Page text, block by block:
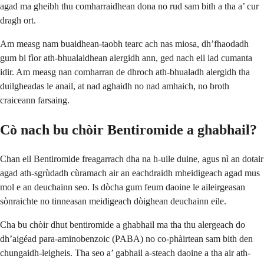
agad ma gheibh thu comharraidhean dona no rud sam bith a tha a’ cur
dragh ort.
Am measg nam buaidhean-taobh tearc ach nas miosa, dh’fhaodadh
gum bi fìor ath-bhualaidhean alergidh ann, ged nach eil iad cumanta
idir. Am measg nan comharran de dhroch ath-bhualadh alergidh tha
duilgheadas le anail, at nad aghaidh no nad amhaich, no broth
craiceann farsaing.
Cò nach bu chòir Bentiromide a ghabhail?
Chan eil Bentiromide freagarrach dha na h-uile duine, agus nì an dotair
agad ath-sgrùdadh cùramach air an eachdraidh mheidigeach agad mus
mol e an deuchainn seo. Is dòcha gum feum daoine le aileirgeasan
sònraichte no tinneasan meidigeach dòighean deuchainn eile.
Cha bu chòir dhut bentiromide a ghabhail ma tha thu alergeach do
dh’aigéad para-aminobenzoic (PABA) no co-phàirtean sam bith den
chungaidh-leigheis. Tha seo a’ gabhail a-steach daoine a tha air ath-